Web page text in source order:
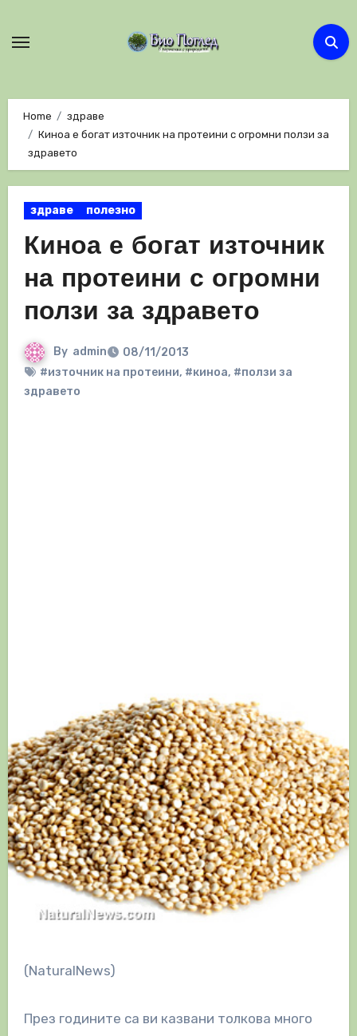
Home
здраве
Киноа е богат източник на протеини с огромни ползи за
здравето
здраве полезно
Киноа е богат източник
на протеини с огромни
ползи за здравето
By admin
08/11/2013
#източник на протеини, #киноа, #ползи за
здравето
(NaturalNews)
През годините са ви казвани толкова много